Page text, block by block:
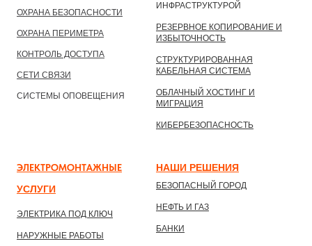
ОХРАНА БЕЗОПАСНОСТИ
ОХРАНА ПЕРИМЕТРА
КОНТРОЛЬ ДОСТУПА
СЕТИ СВЯЗИ
СИСТЕМЫ ОПОВЕЩЕНИЯ
ИНФРАСТРУКТУРОЙ
РЕЗЕРВНОЕ КОПИРОВАНИЕ И
ИЗБЫТОЧНОСТЬ
СТРУКТУРИРОВАННАЯ
КАБЕЛЬНАЯ СИСТЕМА
ОБЛАЧНЫЙ ХОСТИНГ И
МИГРАЦИЯ
КИБЕРБЕЗОПАСНОСТЬ
ЭЛЕКТРОМОНТАЖНЫЕ
УСЛУГИ
ЭЛЕКТРИКА ПОД КЛЮЧ
НАРУЖНЫЕ РАБОТЫ
НАШИ РЕШЕНИЯ
БЕЗОПАСНЫЙ ГОРОД
НЕФТЬ И ГАЗ
БАНКИ